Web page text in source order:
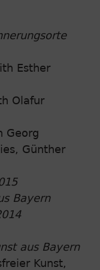
Esther
Olafur
Georg
Günther
Bayern
aus Bayern
Kunst,